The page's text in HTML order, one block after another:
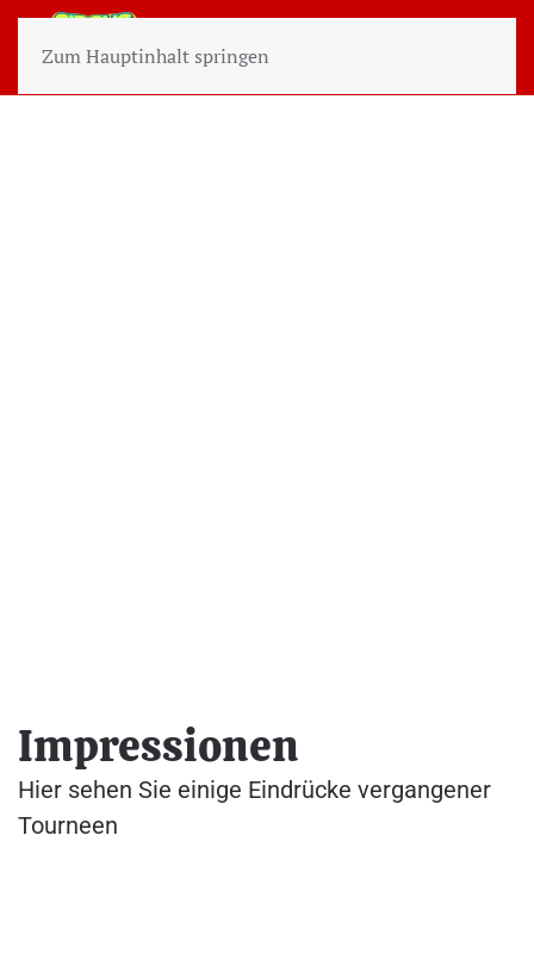
Zum Hauptinhalt springen
Impressionen
Hier sehen Sie einige Eindrücke vergangener
Tourneen